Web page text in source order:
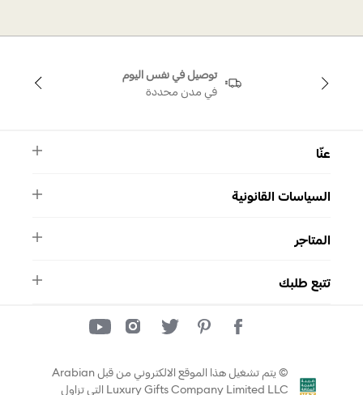
توصيل في نفس اليوم
في مدن محددة
عنّا
الأسئلة الشائعة
اتصل بنا
السياسات القانونية
سياسة الخصوصية
المتاجر
تتبع طلبك
© يتم تشغيل هذا الموقع الالكتروني من قبل Arabian
Luxury Gifts Company Limited LLC التي تزاول